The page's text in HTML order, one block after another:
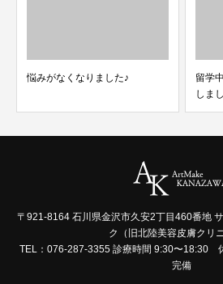
悩みがなくなりました♪
留学
しま
〒921-8164 石川県金沢市久安2丁目460番地
ク（旧北陸美容皮膚クリ
TEL：076-287-3355 診療時間 9:30〜18:30
完備